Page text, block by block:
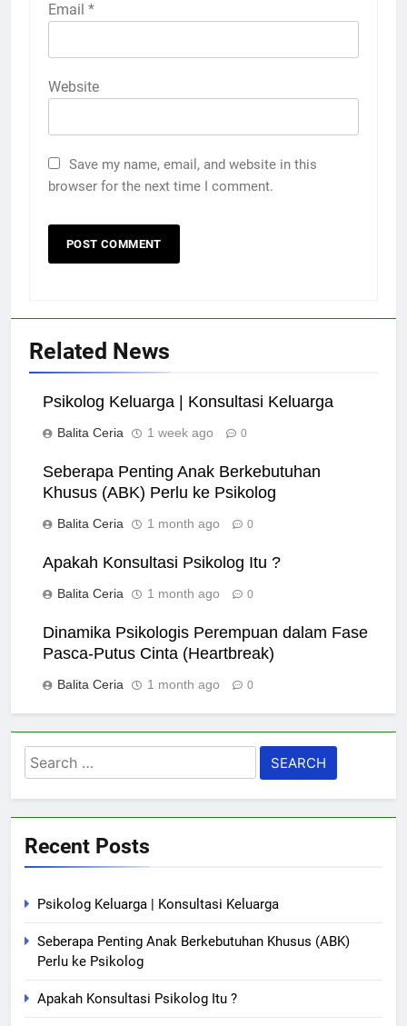
Email *
Website
Save my name, email, and website in this
browser for the next time I comment.
Related News
Psikolog Keluarga | Konsultasi Keluarga
Balita Ceria 1 week ago 0
Seberapa Penting Anak Berkebutuhan
Khusus (ABK) Perlu ke Psikolog
Balita Ceria 1 month ago 0
Apakah Konsultasi Psikolog Itu ?
Balita Ceria 1 month ago 0
Dinamika Psikologis Perempuan dalam Fase
Pasca-Putus Cinta (Heartbreak)
Balita Ceria 1 month ago 0
Search
for:
Recent Posts
Psikolog Keluarga | Konsultasi Keluarga
Seberapa Penting Anak Berkebutuhan Khusus (ABK)
Perlu ke Psikolog
Apakah Konsultasi Psikolog Itu ?